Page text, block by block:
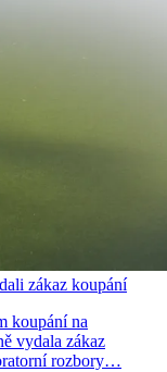
zákaz koupání
koupání na
vydala zákaz
rozbory…